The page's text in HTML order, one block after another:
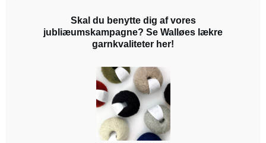
Skal du benytte dig af vores
jubliæumskampagne? Se Walløes lækre
garnkvaliteter her!